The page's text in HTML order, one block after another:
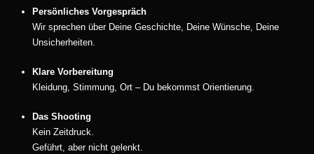
Persönliches Vorgespräch
Wir sprechen über Deine Geschichte, Deine Wünsche, Deine
Unsicherheiten.
Klare Vorbereitung
Kleidung, Stimmung, Ort – Du bekommst Orientierung.
Das Shooting
Kein Zeitdruck.
Geführt, aber nicht gelenkt.